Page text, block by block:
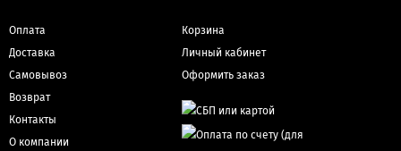
Оплата
Доставка
Самовывоз
Возврат
Контакты
О компании
Корзина
Личный кабинет
Оформить заказ